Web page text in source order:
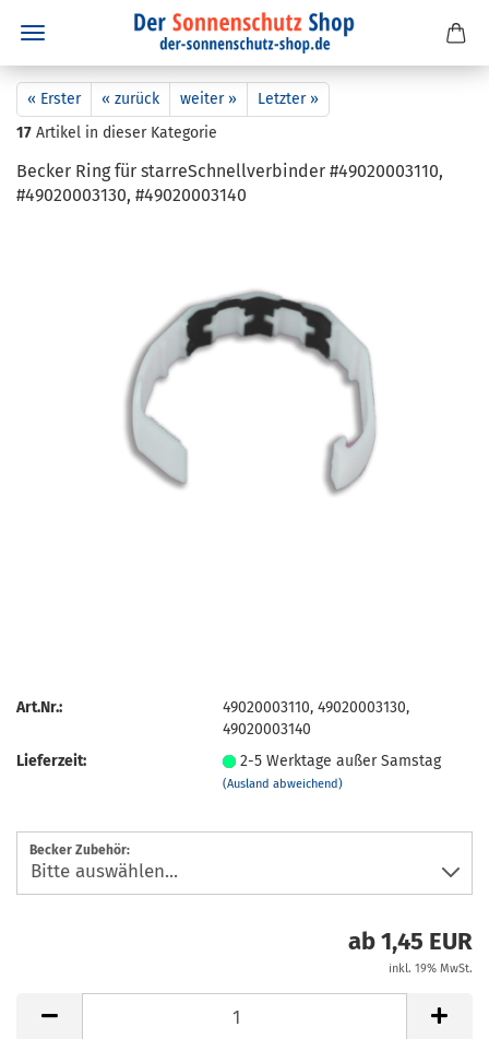
« Erster « zurück weiter »
Letzter »
17 Artikel in dieser Kategorie
Be­cker Ring für star­re­Schnell­ver­bin­der #49020003110,
#49020003130, #49020003140
Art.Nr.:
49020003110, 49020003130,
49020003140
Lieferzeit:
2-5 Werktage außer Samstag
(Ausland abweichend)
Becker Zubehör:
ab 1,45 EUR
inkl. 19% MwSt.